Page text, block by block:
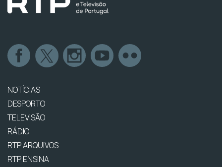
NOTÍCIAS
DESPORTO
TELEVISÃO
RÁDIO
RTP ARQUIVOS
RTP ENSINA